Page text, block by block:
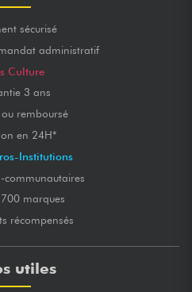
sécurisé
administratif
Culture
3 ans
remboursé
en 24H*
Institutions
communautaires
700 marques
récompensés
utiles